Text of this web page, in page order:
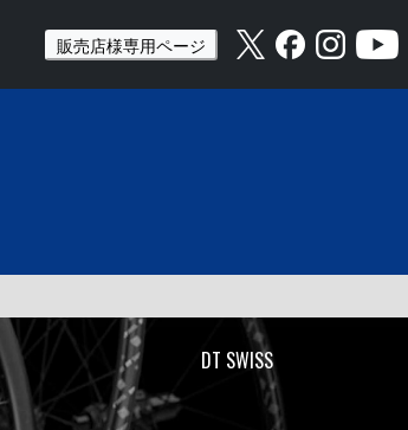
販売店様専用ページ
DT SWISS